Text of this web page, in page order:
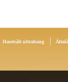
Használt ultrahang